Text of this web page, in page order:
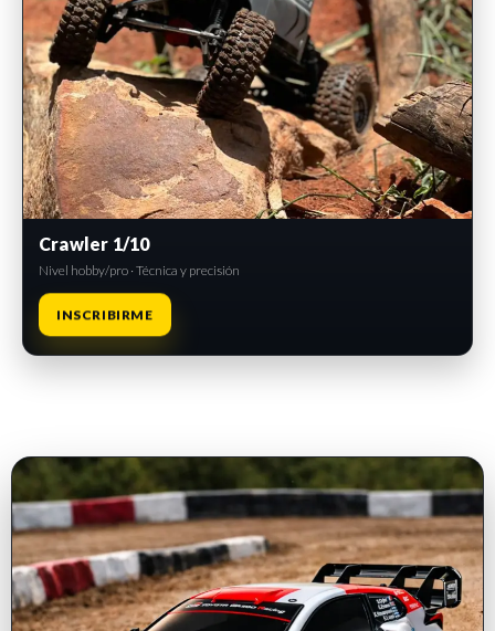
Crawler 1/10
Nivel hobby/pro · Técnica y precisión
INSCRIBIRME